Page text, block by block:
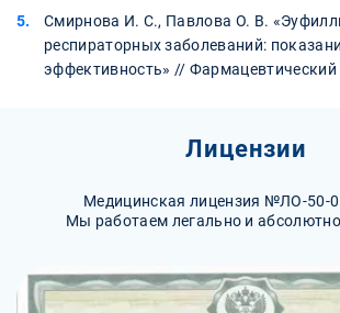
Смирнова И. С., Павлова О. В.
респираторных заболеваний:
эффективность» //
Лицензии
Медицинская лицензия №ЛО-50-
Мы работаем легально и